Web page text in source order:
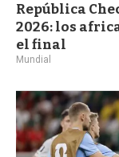
República
2026: los
el final
Mundial